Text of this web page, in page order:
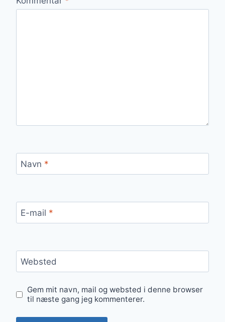
Navn *
E-mail *
Websted
Gem mit navn, mail og websted i denne browser
til næste gang jeg kommenterer.